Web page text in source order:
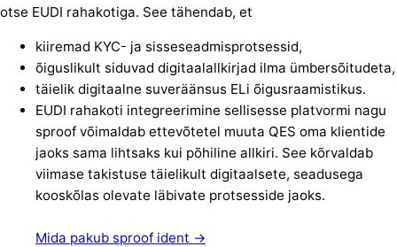
otse EUDI rahakotiga. See tähendab, et
kiiremad KYC- ja sisseseadmisprotsessid,
õiguslikult siduvad digitaalallkirjad ilma ümbersõitudeta,
täielik digitaalne suveräänsus ELi õigusraamistikus.
EUDI rahakoti integreerimine sellisesse platvormi nagu
sproof võimaldab ettevõtetel muuta QES oma klientide
jaoks sama lihtsaks kui põhiline allkiri. See kõrvaldab
viimase takistuse täielikult digitaalsete, seadusega
kooskõlas olevate läbivate protsesside jaoks.
Mida pakub sproof ident →